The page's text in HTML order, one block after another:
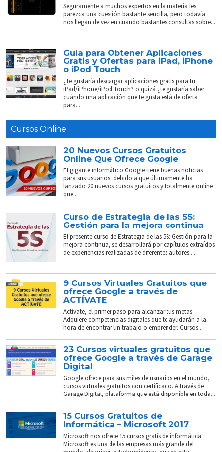
Seguramente a muchos expertos en la materia les
parezca una cuestión bastante sencilla, pero todavía
nos llegan de vez en cuando bastantes consultas sobre...
Guía para Obtener Aplicaciones
Gratis y Ofertas para iPad, iPhone
o iPod Touch
¿Te gustaría descargar aplicaciones gratis para tu
iPad/iPhone/iPod Touch? o quizá ¿te gustaría saber
cuándo una aplicación que te gusta está de oferta
para...
Cursos Online
20 Nuevos Cursos Gratuitos
Online Que Ofrece Google
El gigante informático Google tiene buenas noticias
para sus usuarios, debido a que últimamente ha
lanzado 20 nuevos cursos gratuitos y totalmente online
que...
Curso de Estrategia de las 5S:
Gestión para la mejora continua
El presente curso de Estrategia de las 5S: Gestión para la
mejora continua, se desarrollará por capítulos extraídos
de experiencias realizadas de diferentes autores....
9 Cursos Virtuales Gratuitos que
ofrece Google a través de
ACTÍVATE
Actívate, el primer paso para alcanzar tus metas
Adquiere competencias digitales que te ayudarán a la
hora de encontrar un trabajo o emprender. Cursos...
23 Cursos virtuales gratuitos que
ofrece Google a través de Garage
Digital
Google ofrece para sus miles de usuarios en el mundo,
cursos virtuales gratuitos con certificado. A través de
Garage Digital, plataforma que está disponible en toda...
15 Cursos Gratuitos de
Informática – Microsoft 2017
Microsoft nos ofrece 15 cursos gratis de informática
Microsoft es una de las empresas más grande del